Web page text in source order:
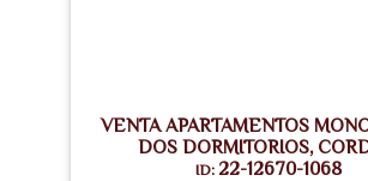
VENTA APARTAMENTOS
DOS DORMITORIOS,
ID: 22-12670-1068